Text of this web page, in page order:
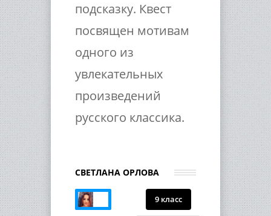
подсказку. Квест
посвящен мотивам
одного из
увлекательных
произведений
русского классика.
СВЕТЛАНА ОРЛОВА
9 класс